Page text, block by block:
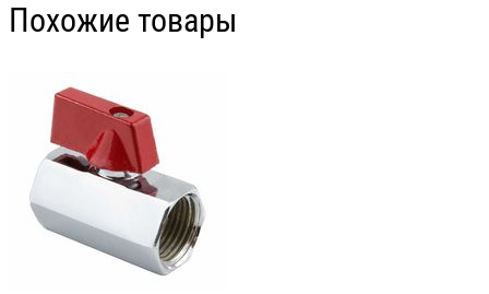
Похожие товары